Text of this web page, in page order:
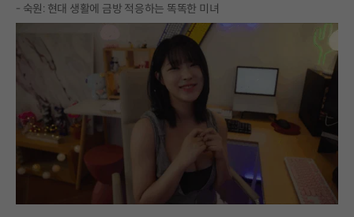
- 숙원: 현대 생활에 금방 적응하는 똑똑한 미녀